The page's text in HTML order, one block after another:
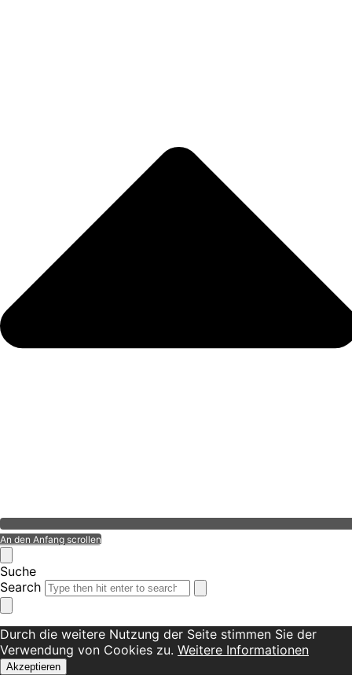
An den Anfang scrollen
Suche
Search
Durch die weitere Nutzung der Seite stimmen Sie der
Verwendung von Cookies zu. Weitere Informationen
Akzeptieren